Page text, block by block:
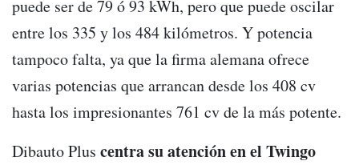
puede ser de 79 ó 93 kWh, pero que puede oscilar
entre los 335 y los 484 kilómetros. Y potencia
tampoco falta, ya que la firma alemana ofrece
varias potencias que arrancan desde los 408 cv
hasta los impresionantes 761 cv de la más potente.
Dibauto Plus centra su atención en el Twingo